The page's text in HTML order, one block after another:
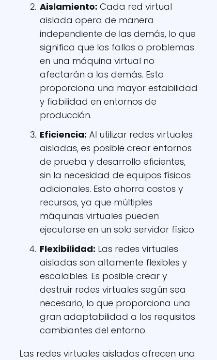
Aislamiento: Cada red virtual
aislada opera de manera
independiente de las demás, lo que
significa que los fallos o problemas
en una máquina virtual no
afectarán a las demás. Esto
proporciona una mayor estabilidad
y fiabilidad en entornos de
producción.
Eficiencia: Al utilizar redes virtuales
aisladas, es posible crear entornos
de prueba y desarrollo eficientes,
sin la necesidad de equipos físicos
adicionales. Esto ahorra costos y
recursos, ya que múltiples
máquinas virtuales pueden
ejecutarse en un solo servidor físico.
Flexibilidad: Las redes virtuales
aisladas son altamente flexibles y
escalables. Es posible crear y
destruir redes virtuales según sea
necesario, lo que proporciona una
gran adaptabilidad a los requisitos
cambiantes del entorno.
Las redes virtuales aisladas ofrecen una